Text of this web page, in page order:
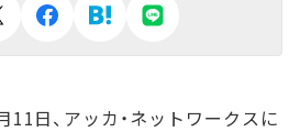
日、アッカ・ネットワークスに